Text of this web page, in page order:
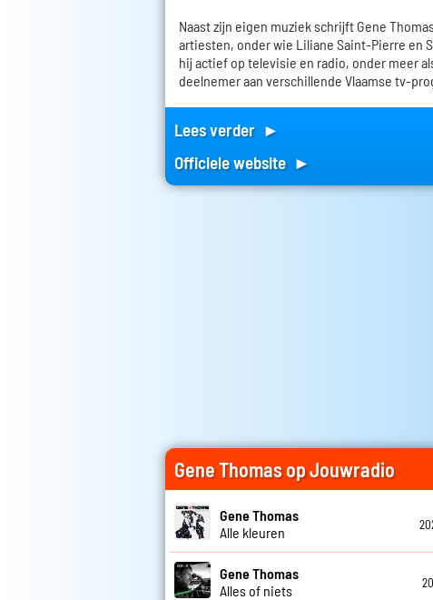
Naast zijn eigen muziek schrijft Gene
artiesten, onder wie Liliane Saint-Pierre en
hij actief op televisie en radio, onder meer
deelnemer aan verschillende Vlaamse tv-
Lees verder ►
Officiele website ►
Gene Thomas op Jouwradio
Gene Thomas
Alle kleuren
Gene Thomas
Alles of niets